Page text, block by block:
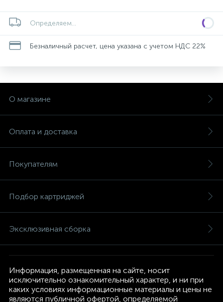
Определяем...
Безналичный расчет, цена указана с учетом НДС 22%
О магазине
Оплата и доставка
Покупателям
Подбор картриджей
Эксклюзивная сборка
Информация, размещенная на сайте, носит
исключительно ознакомительный характер, и ни при
каких условиях информационные материалы и цены не
являются публичной офертой, определяемой